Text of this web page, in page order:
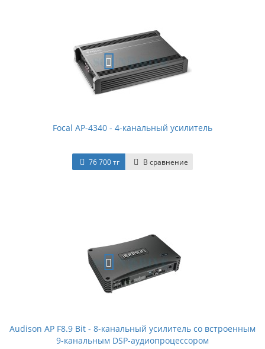
Focal AP-4340 - 4-канальный усилитель
76 700 тг В сравнение
Audison AP F8.9 Bit - 8-канальный усилитель со встроенным
9-канальным DSP-аудиопроцессором